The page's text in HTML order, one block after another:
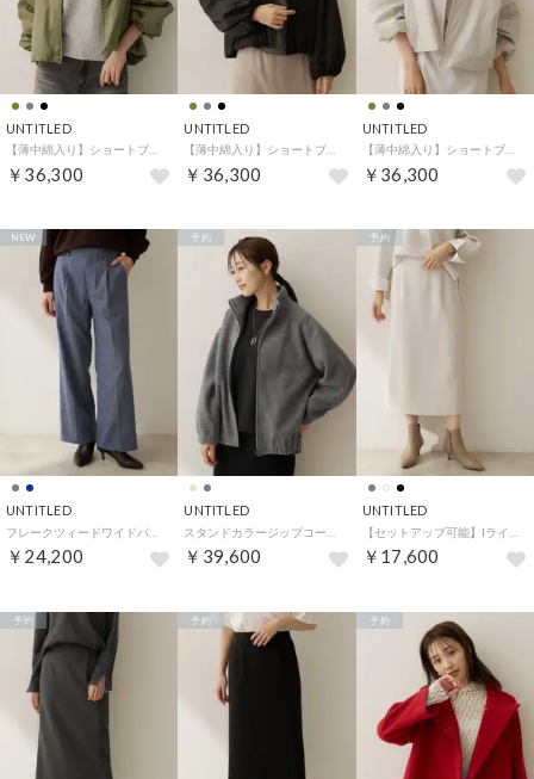
UNTITLED
￥36,300
UNTITLED
￥36,300
UNTITLED
【薄中綿入り】ショートブルゾン （グレージュ(050)）
￥36,300
UNTITLED
￥24,200
NEW
UNTITLED
￥39,600
予約
UNTITLED
￥17,600
予約
予約 予約 予約